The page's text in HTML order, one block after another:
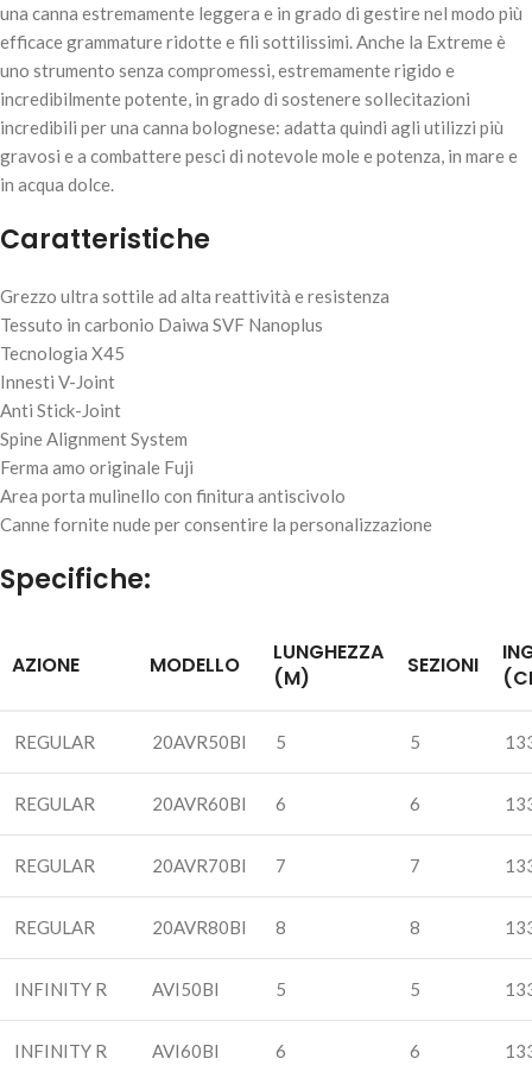
240,00€
AGGIUNGI AL
CARRELLO
DAIWA AMORPHOUS BOLO – POWER 6.00mt
1 disponibili
AGGIUNGI AL
una canna estremamente leggera e in grado di gestire nel modo più
efficace grammature ridotte e fili sottilissimi. Anche la Extreme è
uno strumento senza compromessi, estremamente rigido e
incredibilmente potente, in grado di sostenere sollecitazioni
incredibili per una canna bolognese: adatta quindi agli utilizzi più
gravosi e a combattere pesci di notevole mole e potenza, in mare e
in acqua dolce.
Caratteristiche
Grezzo ultra sottile ad alta reattività e resistenza
Tessuto in carbonio Daiwa SVF Nanoplus
Tecnologia X45
Innesti V-Joint
Anti Stick-Joint
Spine Alignment System
Ferma amo originale Fuji
Area porta mulinello con finitura antiscivolo
Canne fornite nude per consentire la personalizzazione
Specifiche:
AZIONE MODELLO
LUNGHEZZA
(M)
SEZIONI
REGULAR 20AVR50BI 5 5
REGULAR 20AVR60BI 6 6
REGULAR 20AVR70BI 7 7
REGULAR 20AVR80BI 8 8
INFINITY R AVI50BI 5 5
INFINITY R AVI60BI 6 6